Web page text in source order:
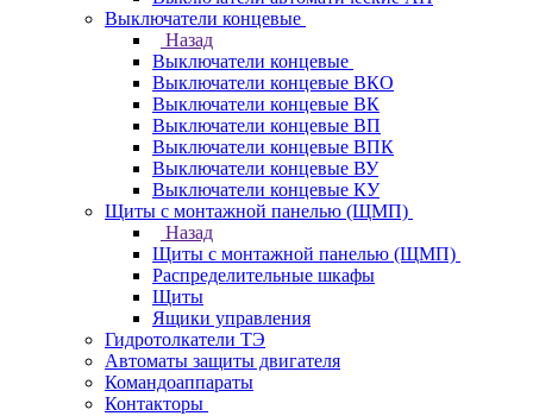
Выключатели концевые
Назад
Выключатели концевые
Выключатели концевые ВКО
Выключатели концевые ВК
Выключатели концевые ВП
Выключатели концевые ВПК
Выключатели концевые ВУ
Выключатели концевые КУ
Щиты с монтажной панелью (ЩМП)
Назад
Щиты с монтажной панелью (ЩМП)
Распределительные шкафы
Щиты
Ящики управления
Гидротолкатели ТЭ
Автоматы защиты двигателя
Командоаппараты
Контакторы